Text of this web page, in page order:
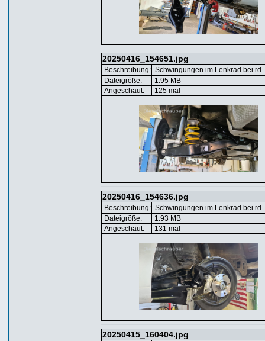
20250416_154651.jpg
Beschreibung: Schwingungen im Lenkrad bei rd.
Dateigröße:
1.95 MB
Angeschaut:
125 mal
20250416_154636.jpg
Beschreibung: Schwingungen im Lenkrad bei rd.
Dateigröße:
1.93 MB
Angeschaut:
131 mal
20250415_160404.jpg